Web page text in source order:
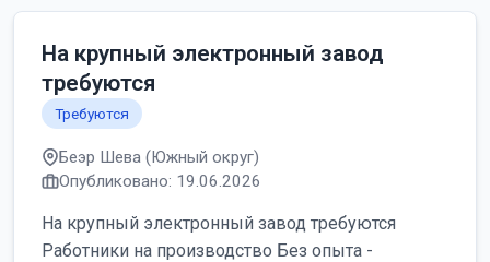
На крупный электронный завод
требуются
Требуются
Беэр Шева (Южный округ)
Опубликовано: 19.06.2026
На крупный электронный завод требуются
Работники на производство Без опыта -